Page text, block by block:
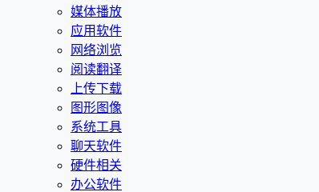
媒体播放
应用软件
网络浏览
阅读翻译
上传下载
图形图像
系统工具
聊天软件
硬件相关
办公软件